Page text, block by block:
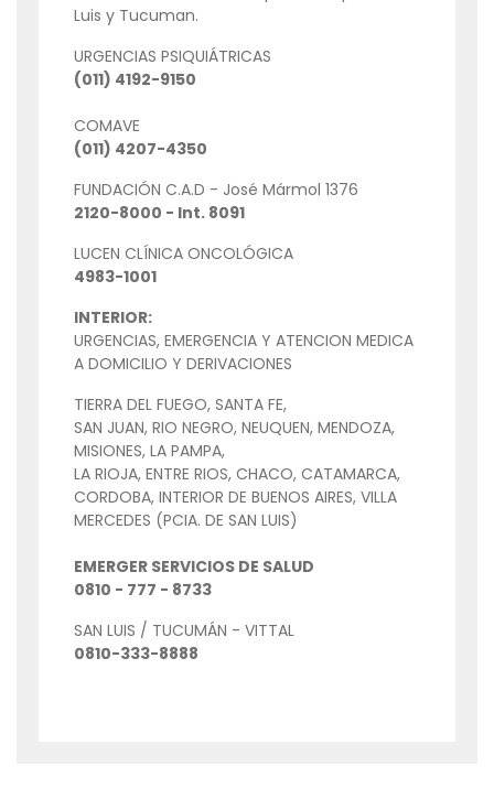
Luis y Tucuman.
URGENCIAS PSIQUIÁTRICAS
(011) 4192-9150
COMAVE
(011) 4207-4350
FUNDACIÓN C.A.D - José Mármol 1376
2120-8000 - Int. 8091
LUCEN CLÍNICA ONCOLÓGICA
4983-1001
INTERIOR:
URGENCIAS, EMERGENCIA Y ATENCION MEDICA
A DOMICILIO Y DERIVACIONES
TIERRA DEL FUEGO, SANTA FE,
SAN JUAN, RIO NEGRO, NEUQUEN, MENDOZA,
MISIONES, LA PAMPA,
LA RIOJA, ENTRE RIOS, CHACO, CATAMARCA,
CORDOBA, INTERIOR DE BUENOS AIRES, VILLA
MERCEDES (PCIA. DE SAN LUIS)
EMERGER SERVICIOS DE SALUD
0810 - 777 - 8733
SAN LUIS / TUCUMÁN - VITTAL
0810-333-8888